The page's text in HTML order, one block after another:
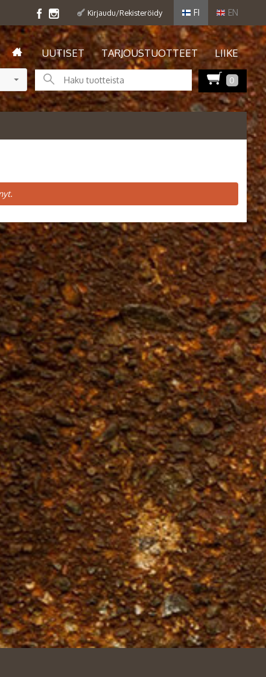
FI EN
Kirjaudu/Rekisteröidy
0
UUTISET TARJOUSTUOTTEET LIIKE